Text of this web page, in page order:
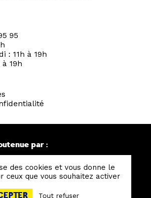
95
: 11h à 19h
19h
par :
des cookies et vous donne le
ceux que vous souhaitez activer
Tout refuser